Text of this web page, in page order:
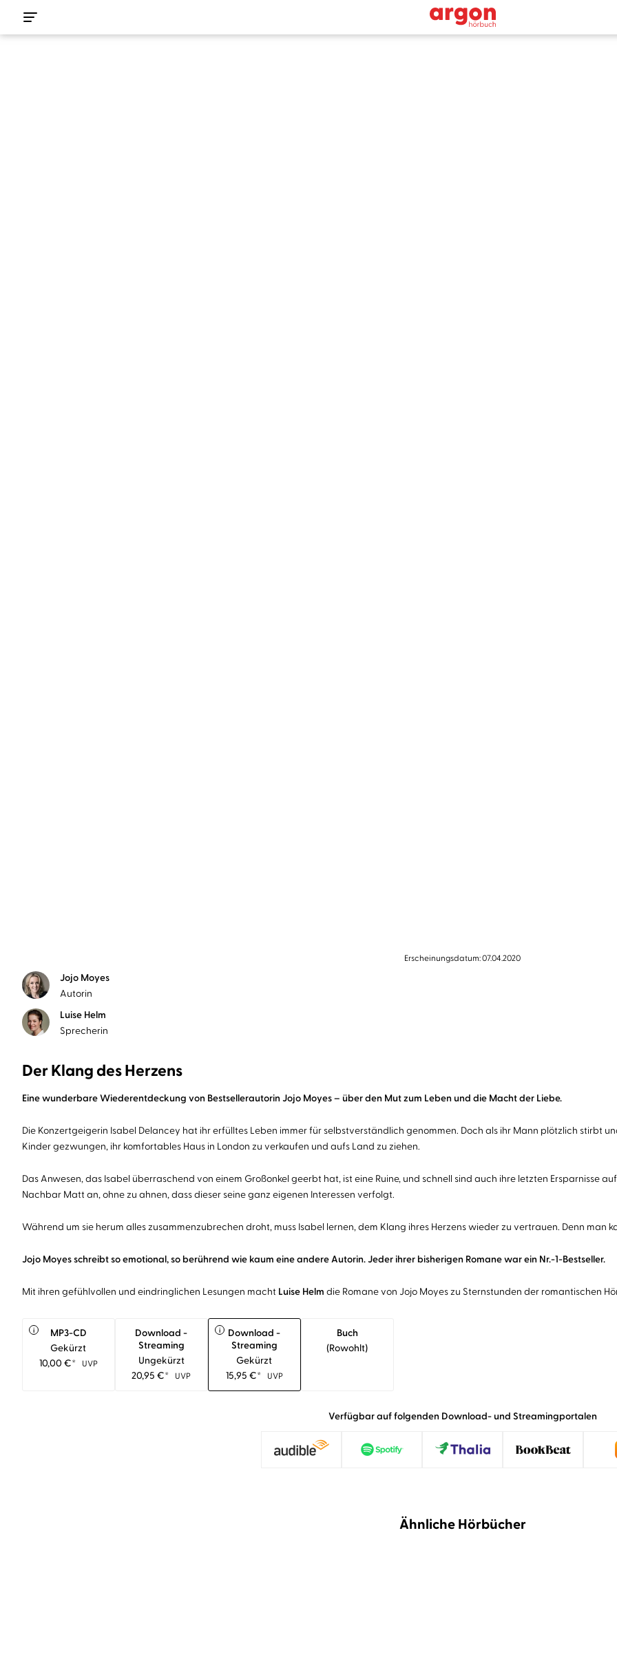
Erscheinungsdatum: 07.04.2020
Jojo Moyes
Autorin
Luise Helm
Sprecherin
Der Klang des Herzens
Eine wunderbare Wiederentdeckung von Bestsellerautorin Jojo Moyes – über den Mut zum Leben und die Macht der Liebe.
Die Konzertgeigerin Isabel Delancey hat ihr erfülltes Leben immer für selbstverständlich genommen. Doch als ihr Mann plötzlich stirbt
Kinder gezwungen, ihr komfortables Haus in London zu verkaufen und aufs Land zu ziehen.
Das Anwesen, das Isabel überraschend von einem Großonkel geerbt hat, ist eine Ruine, und schnell sind auch ihre letzten Ersparnisse
Nachbar Matt an, ohne zu ahnen, dass dieser seine ganz eigenen Interessen verfolgt.
Während um sie herum alles zusammenzubrechen droht, muss Isabel lernen, dem Klang ihres Herzens wieder zu vertrauen. Denn man
Jojo Moyes schreibt so emotional, so berührend wie kaum eine andere Autorin. Jeder ihrer bisherigen Romane war ein Nr.-1-Bestseller.
Mit ihren gefühlvollen und eindringlichen Lesungen macht Luise Helm die Romane von Jojo Moyes zu Sternstunden der romantischen
i
MP3-CD
Gekürzt
10,00 €* UVP
Download -
Streaming
Ungekürzt
20,95€* UVP
i
Download -
Streaming
Gekürzt
15,95 €* UVP
Buch
(rowohlt)
Verfügbar auf folgenden Download- und Streamingportalen
Ähnliche Hörbücher